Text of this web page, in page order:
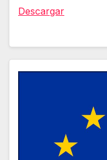
Descargar